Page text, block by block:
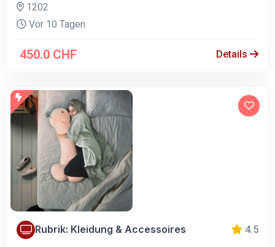
1202
Vor 10 Tagen
450.0 CHF Details
Rubrik: Kleidung & Accessoires 4.5